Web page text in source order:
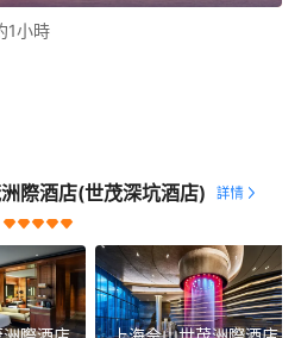
1小時
洲際酒店(世茂深坑酒店)